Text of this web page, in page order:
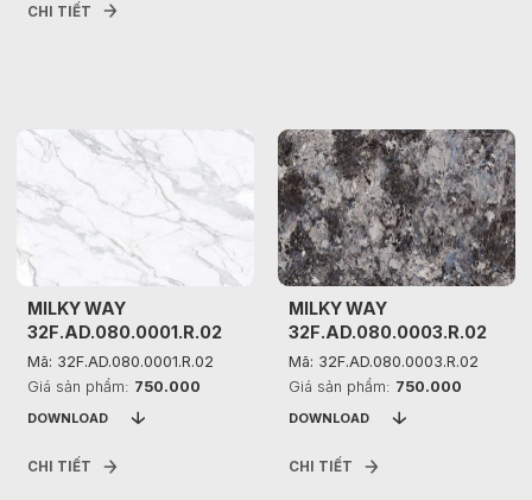
CHI TIẾT
MILKY WAY
32F.AD.080.0001.R.02
Mã: 32F.AD.080.0001.R.02
Giá sản phẩm: 750.000
DOWNLOAD
CHI TIẾT
MILKY WAY
32F.AD.080.0003.R.02
Mã: 32F.AD.080.0003.R.02
Giá sản phẩm: 750.000
DOWNLOAD
CHI TIẾT